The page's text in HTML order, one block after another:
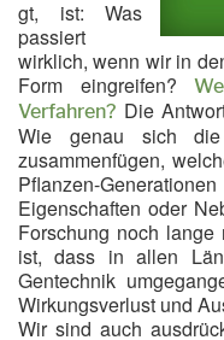
gt, ist: Was
passiert
wirklich, wenn wir in
Form eingreifen?
Verfahren? Die
Wie genau sich die
zusammenfügen,
Pflanzen-
Eigenschaften oder
Forschung noch
ist, dass in allen
Gentechnik
Wirkungsverlust und
Wir sind auch